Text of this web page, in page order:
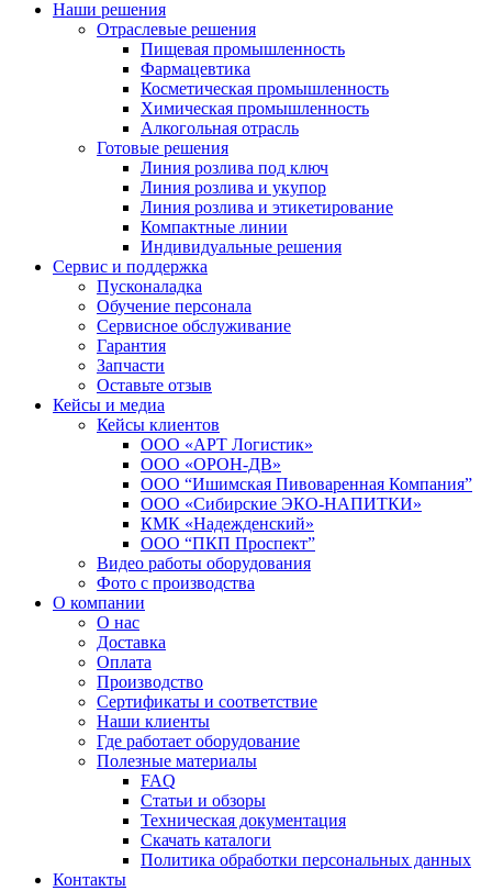
Конвейерные системы
Запчасти и сервис
Как выбрать оборудование?
Гарантия до 24 месяцев
Сервис и поддержка
Интеграция с «Честным ЗНАКОМ»
рп. Малаховка, Егорьевское шоссе, 1
График работы:
Пн-Пт: 9:00–18:00 (МСК)
Наши решения
Отраслевые решения
Пищевая промышленность
Фармацевтика
Косметическая промышленность
Химическая промышленность
Алкогольная отрасль
Готовые решения
Линия розлива под ключ
Линия розлива и укупор
Линия розлива и этикетирование
Компактные линии
Индивидуальные решения
Сервис и поддержка
Пусконаладка
Обучение персонала
Сервисное обслуживание
Гарантия
Запчасти
Оставьте отзыв
Кейсы и медиа
Кейсы клиентов
ООО «АРТ Логистик»
ООО «ОРОН-ДВ»
ООО “Ишимская Пивоваренная Компания”
ООО «Сибирские ЭКО-НАПИТКИ»
КМК «Надежденский»
ООО “ПКП Проспект”
Видео работы оборудования
Фото с производства
О компании
О нас
Доставка
Оплата
Производство
Сертификаты и соответствие
Наши клиенты
Где работает оборудование
Полезные материалы
FAQ
Статьи и обзоры
Техническая документация
Скачать каталоги
Политика обработки персональных данных
Контакты